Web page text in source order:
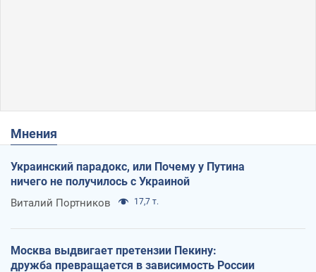
Мнения
Украинский парадокс, или Почему у Путина
ничего не получилось с Украиной
Виталий Портников 17,7 т.
Москва выдвигает претензии Пекину:
дружба превращается в зависимость России